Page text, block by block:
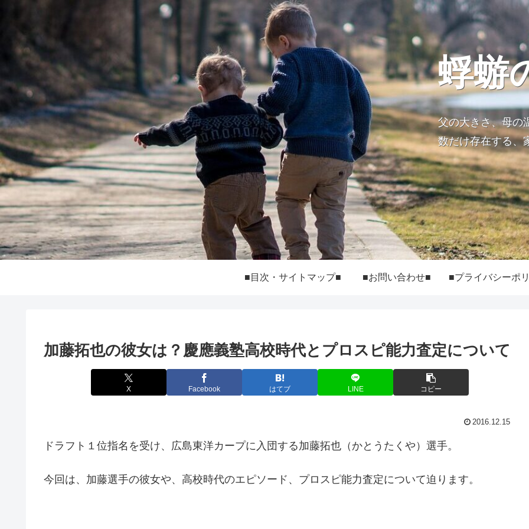
蜉蝣
父の大きさ、母の
数だけ存在する、
■目次・サイトマップ■ ■お問い合わせ■
加藤拓也の彼女は？慶應義塾高校時代とプロスピ能力査定について
X Facebook はてブ LINE コピー
2016.12.15
ドラフト１位指名を受け、広島東洋カープに入団する加藤拓也（かとうたくや）選手。
今回は、加藤選手の彼女や、高校時代のエピソード、プロスピ能力査定について迫ります。